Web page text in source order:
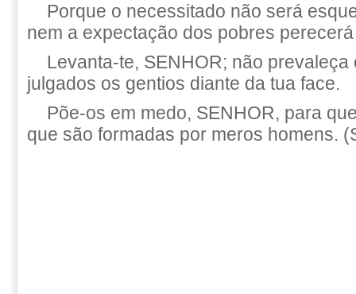
Porque o necessitado não será
nem a expectação dos pobres
Levanta-te, SENHOR; não prevaleça
julgados os gentios diante da tua face.
Põe-os em medo, SENHOR, para
que são formadas por meros homens.